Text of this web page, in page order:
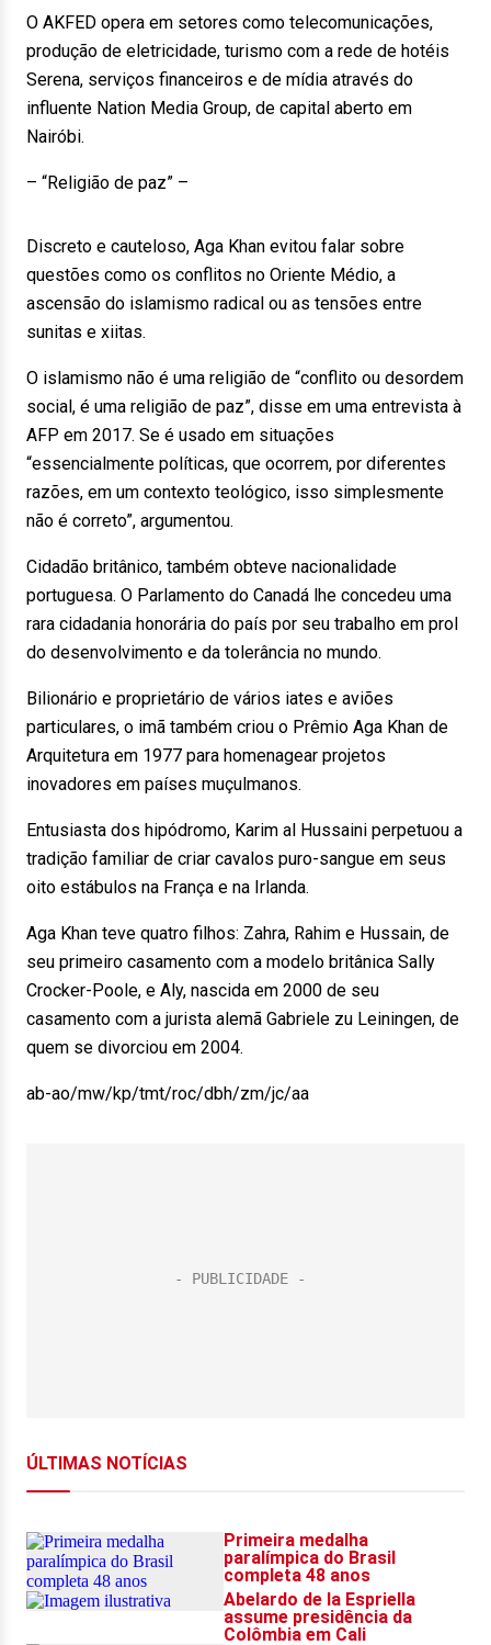
O AKFED opera em setores como telecomunicações,
produção de eletricidade, turismo com a rede de hotéis
Serena, serviços financeiros e de mídia através do
influente Nation Media Group, de capital aberto em
Nairóbi.
– “Religião de paz” –
Discreto e cauteloso, Aga Khan evitou falar sobre
questões como os conflitos no Oriente Médio, a
ascensão do islamismo radical ou as tensões entre
sunitas e xiitas.
O islamismo não é uma religião de “conflito ou desordem
social, é uma religião de paz”, disse em uma entrevista à
AFP em 2017. Se é usado em situações
“essencialmente políticas, que ocorrem, por diferentes
razões, em um contexto teológico, isso simplesmente
não é correto”, argumentou.
Cidadão britânico, também obteve nacionalidade
portuguesa. O Parlamento do Canadá lhe concedeu uma
rara cidadania honorária do país por seu trabalho em prol
do desenvolvimento e da tolerância no mundo.
Bilionário e proprietário de vários iates e aviões
particulares, o imã também criou o Prêmio Aga Khan de
Arquitetura em 1977 para homenagear projetos
inovadores em países muçulmanos.
Entusiasta dos hipódromo, Karim al Hussaini perpetuou a
tradição familiar de criar cavalos puro-sangue em seus
oito estábulos na França e na Irlanda.
Aga Khan teve quatro filhos: Zahra, Rahim e Hussain, de
seu primeiro casamento com a modelo britânica Sally
Crocker-Poole, e Aly, nascida em 2000 de seu
casamento com a jurista alemã Gabriele zu Leiningen, de
quem se divorciou em 2004.
ab-ao/mw/kp/tmt/roc/dbh/zm/jc/aa